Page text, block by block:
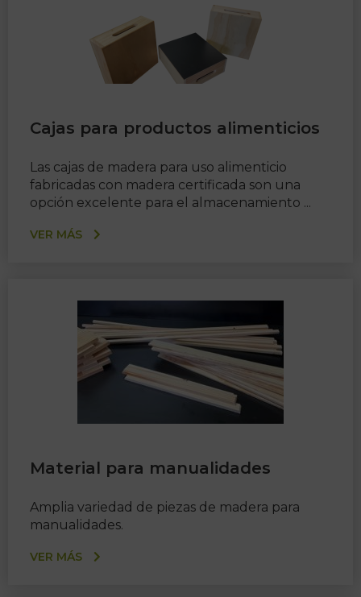
Cajas para productos alimenticios
Las cajas de madera para uso alimenticio
fabricadas con madera certificada son una
opción excelente para el almacenamiento ...
VER MÁS
Material para manualidades
Amplia variedad de piezas de madera para
manualidades.
VER MÁS